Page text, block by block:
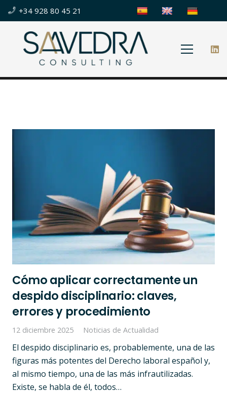
+34 928 80 45 21
Cómo aplicar correctamente un
despido disciplinario: claves,
errores y procedimiento
12 diciembre 2025 Noticias de Actualidad
El despido disciplinario es, probablemente, una de las
figuras más potentes del Derecho laboral español y,
al mismo tiempo, una de las más infrautilizadas.
Existe, se habla de él, todos…